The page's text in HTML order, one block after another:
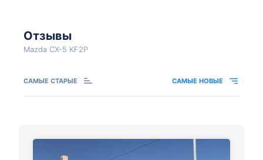
Отзывы
Mazda CX-5 KF2P
САМЫЕ СТАРЫЕ САМЫЕ НОВЫЕ